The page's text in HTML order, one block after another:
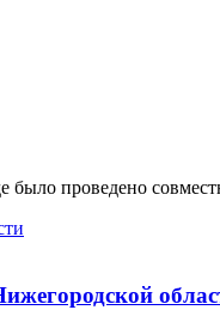
проведено